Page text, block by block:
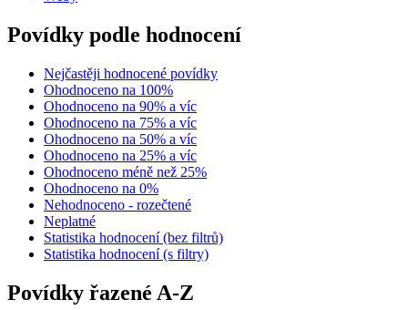
Povídky podle hodnocení
Nejčastěji hodnocené povídky
Ohodnoceno na 100%
Ohodnoceno na 90% a víc
Ohodnoceno na 75% a víc
Ohodnoceno na 50% a víc
Ohodnoceno na 25% a víc
Ohodnoceno méně než 25%
Ohodnoceno na 0%
Nehodnoceno - rozečtené
Neplatné
Statistika hodnocení (bez filtrů)
Statistika hodnocení (s filtry)
Povídky řazené A-Z